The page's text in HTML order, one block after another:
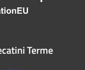
Terme